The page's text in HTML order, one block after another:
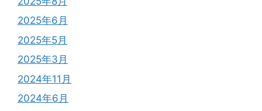
2025年6月
2025年5月
2025年3月
2024年11月
2024年6月